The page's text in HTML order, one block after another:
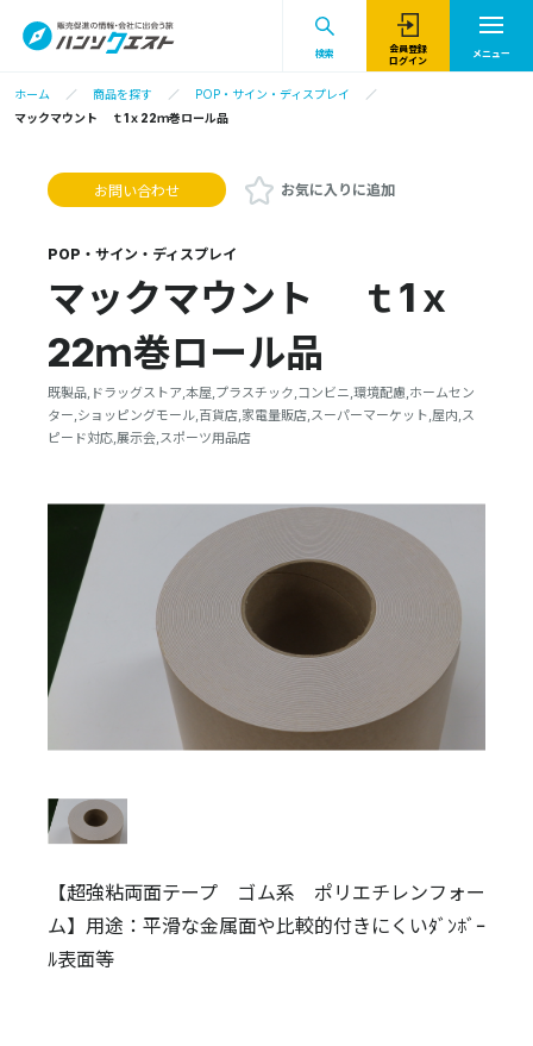
検索
会員登録
ログイン
メニュー
ホーム 商品を探す
POP・サイン・ディスプレイ
マックマウント ｔ1ｘ22ｍ巻ロール品
お問い合わせ お気に入りに追加
POP・サイン・ディスプレイ
マックマウント ｔ1ｘ
22ｍ巻ロール品
既製品,ドラッグストア,本屋,プラスチック,コンビニ,環境配慮,ホームセン
ター,ショッピングモール,百貨店,家電量販店,スーパーマーケット,屋内,ス
ピード対応,展示会,スポーツ用品店
【超強粘両面テープ ゴム系 ポリエチレンフォー
ム】用途：平滑な金属面や比較的付きにくいﾀﾞﾝﾎﾞｰ
ﾙ表面等